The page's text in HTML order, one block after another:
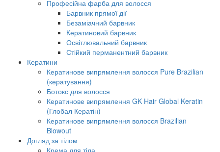
Професійна фарба для волосся
Барвник прямої дії
Безаміачний барвник
Кератиновий барвник
Освітлювальний барвник
Стійкий перманентний барвник
Кератини
Кератинове випрямлення волосся Pure Brazilian
(кератування)
Ботокс для волосся
Кератинове випрямлення GK Hair Global Keratin
(Глобал Кератін)
Кератинове випрямлення волосся Brazilian
Blowout
Догляд за тілом
Крема для тіла